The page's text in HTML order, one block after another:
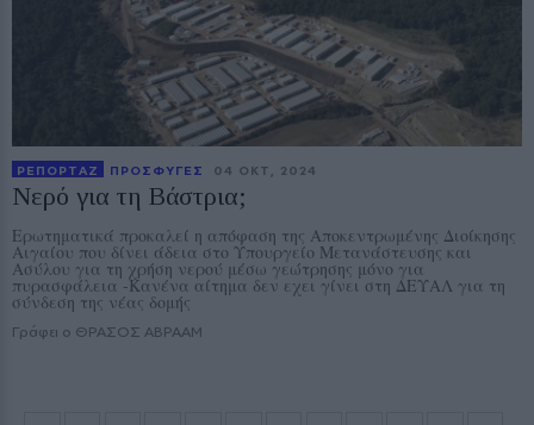
ΡΕΠΟΡΤΑΖ ΠΡΟΣΦΥΓΕΣ 04 ΟΚΤ, 2024
Νερό για τη Βάστρια;
Ερωτηματικά προκαλεί η απόφαση της Αποκεντρωμένης Διοίκησης
Αιγαίου που δίνει άδεια στο Υπουργείο Μετανάστευσης και
Ασύλου για τη χρήση νερού μέσω γεώτρησης μόνο για
πυρασφάλεια -Κανένα αίτημα δεν εχει γίνει στη ΔΕΥΑΛ για τη
σύνδεση της νέας δομής
Γράφει ο ΘΡΑΣΟΣ ΑΒΡΑΑΜ